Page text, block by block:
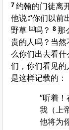
7约翰的门徒离
他说∶“你们以
野草 [b]吗？ 8那
贵的人吗？当然
么你们出去看
们，你们看见的
是这样记载的：
‘‘听着
我（上
他将为